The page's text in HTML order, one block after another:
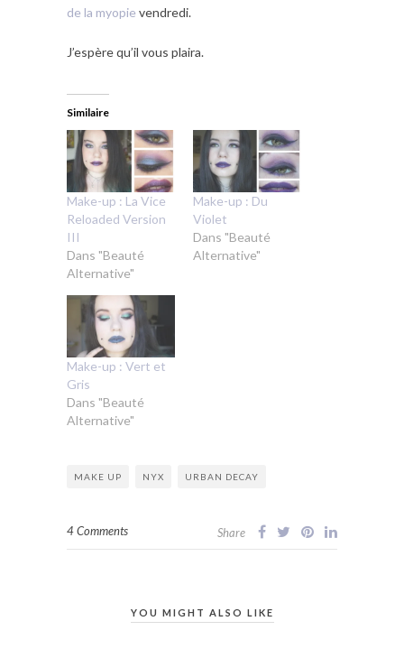
de la myopie vendredi.
J’espère qu’il vous plaira.
Similaire
Make-up : La Vice
Reloaded Version
III
Dans "Beauté
Alternative"
Make-up : Du
Violet
Dans "Beauté
Alternative"
Make-up : Vert et
Gris
Dans "Beauté
Alternative"
MAKE UP NYX URBAN DECAY
4 Comments Share
YOU MIGHT ALSO LIKE